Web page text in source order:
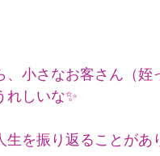
小さなお客さん（姪
れしいな✨
を振り返ることがあ